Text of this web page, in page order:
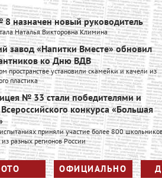
назначен новый руководитель
Наталья Викторовна Климина
завод «Напитки Вместе» обновил
ко Дню ВДВ
пространстве установили скамейки и качели из
пластика
№ 33 стали победителями и
конкурса «Большая
приняли участие более 800
разных регионов России
ОФИЦИАЛЬНО